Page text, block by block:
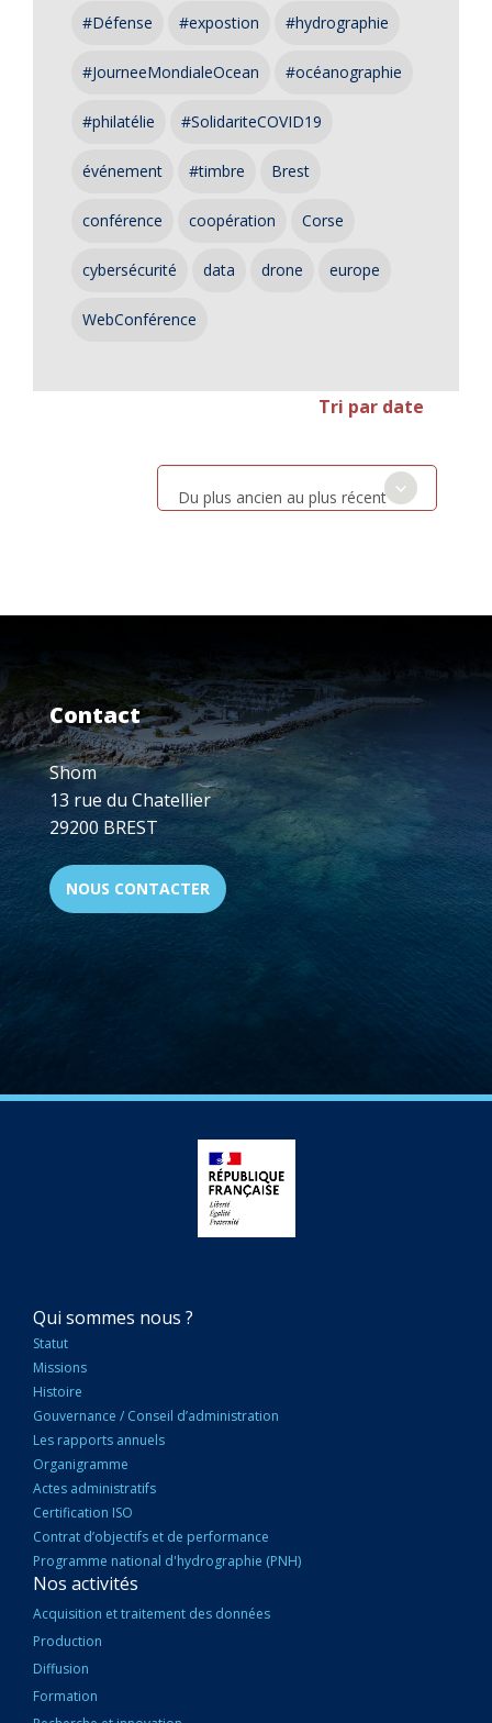
#Défense #expostion #hydrographie
#JourneeMondialeOcean #océanographie
#philatélie #SolidariteCOVID19
événement #timbre Brest
conférence coopération Corse
cybersécurité data drone europe
WebConférence
Tri par date
Du plus ancien au plus récent
Contact
Shom
13 rue du Chatellier
29200 BREST
NOUS CONTACTER
NAVIGATION
PRINCIPALE
Qui sommes nous ?
Statut
Missions
Histoire
Gouvernance / Conseil d’administration
Les rapports annuels
Organigramme
Actes administratifs
Certification ISO
Contrat d’objectifs et de performance
Programme national d'hydrographie (PNH)
Nos activités
Acquisition et traitement des données
Production
Diffusion
Formation